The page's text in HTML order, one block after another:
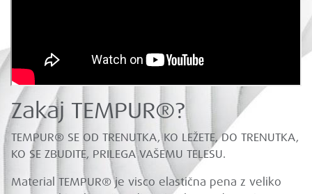
Zakaj TEMPUR®?
TEMPUR® SE OD TRENUTKA, KO LEŽETE, DO TRENUTKA,
KO SE ZBUDITE, PRILEGA VAŠEMU TELESU.
Material TEMPUR® je visco elastična pena z veliko